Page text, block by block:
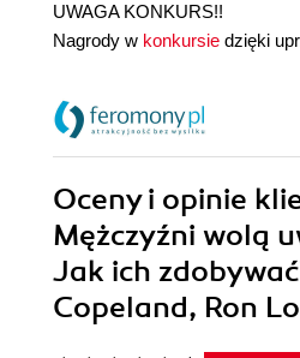
UWAGA KONKURS!!
Nagrody w konkursie dzięki
Oceny i opinie
Mężczyźni wolą
Jak ich
Copeland, Ron